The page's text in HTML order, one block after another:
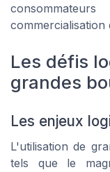
Les défis
grandes
Les enjeux
L'utilisation de
tels que le